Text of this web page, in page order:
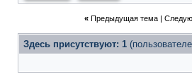
« Предыдущая тема|
Здесь присутствуют: 1